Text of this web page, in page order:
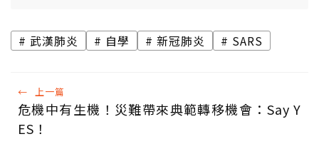
武漢肺炎 自學 新冠肺炎 SARS
← 上一篇
危機中有生機！災難帶來典範轉移機會：Say Y
ES！